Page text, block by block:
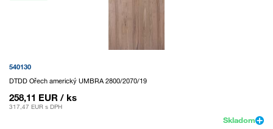
540130
DTDD Ořech americký UMBRA 2800/2070/19
258,11 EUR / ks
317,47 EUR s DPH
Skladom